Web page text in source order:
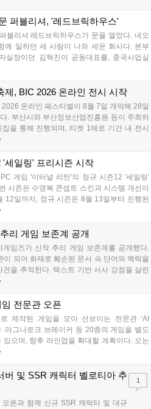
(V) 투발라 장비와 검은별 무기, 카라
요 콘텐츠에 진입할 수 있습니다....
퍼블리셔, '레드브릭하우스'
블리셔 레드브릭하우스가 문을 열었다. 네오
께 일하던 세 사람이 나와 세운 회사다. 본부
실장이던 김혁진이 공동대표를, 중국사업실
았다. 출범 한 달여 만에 위메이드맥스의 전
제, BIC 2026 온라인 전시 시작
온라인 페스티벌이 8월 7일 개막해 28일
. 부산시와 부산정보산업진흥원 등이 주최하
을 통해 진행되며, 티켓 1매로 기간 내 전시
습니다. 일반 및 루키 부문 등 다양한 인디게
번 행사는 역대 최대 규모로 열려 인디게임
입니다....
'세일링' 프리시즌 시작
게임 '이터널 리턴'의 정규 시즌12 '세일링'
시즌은 수영복 콘셉트 스킨과 시스템 개선이
12일까지, 정규 시즌은 8월 13일부터 진행된
후반부 전략 강화를 위한 다중 크로노 스피
리 게임 보존계 공개
임즈가 신작 추리 게임 보존계를 공개했다.
이 되어 화재로 훼손된 문서 속 단어와 맥락을
을 추적한다. 텍스트 기반 서사 강점을 살린
건 재구성이 핵심이며, 현재 스팀 상점 페이
.... 전문관 오픈
제작된 게임을 모아 선보이는 전문관 ‘AI
라그나로크 브레이커 등 20종의 게임을 별도
있으며, 향후 라인업을 확대할 계획이다. 오는
인 쿠폰을 지급하는 오픈 기념 이벤트도 진
와 이용자 모두에게 새로운 경험을 제공할 것
버 및 SSR 캐릭터 벨로티아 추
픈과 함께 신규 SSR 캐릭터 및 대규
1